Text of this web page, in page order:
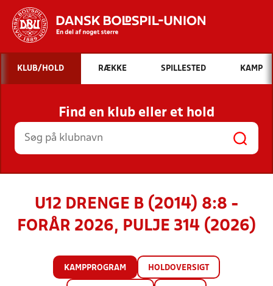
Hvad vil du søge efter?
INDHOLD OG NYHEDER
STILLINGER, RESULTATER, KLUBBER OG
HOLD
KLUB/HOLD RÆKKE SPILLESTED KAMP
Find en klub eller et hold
U12 DRENGE B (2014) 8:8 -
FORÅR 2026, PULJE 314 (2026)
KAMPPROGRAM HOLDOVERSIGT